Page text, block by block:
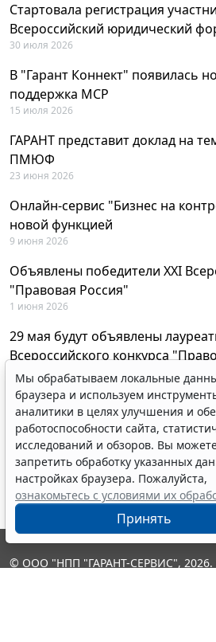
Стартовала регистрация
Всероссийский юридический
30 июля 2026
В "Гарант Коннект" появилась
поддержка MCP
15 июля 2026
ГАРАНТ представит доклад на
ПМЮФ
23 июня 2026
Онлайн-сервис "Бизнес на
новой функцией
9 июня 2026
Объявлены победители XXI
"Правовая Россия"
1 июня 2026
29 мая будут объявлены
Всероссийского конкурса
27 мая 2026
AI-ассистент Искра теперь
техническую документацию
28 апреля 2026
"ГАРАНТ Электронный
вебинар по работе с AI-
23 апреля 2026
Мы обрабатываем локальные
браузера и используем
аналитики в целях улучшения и
работоспособности сайта,
исследований и обзоров. Вы
запретить обработку указанных
настройках браузера. Пожалуйста,
ознакомьтесь с условиями их
Принять
© ООО "НПП "ГАРАНТ-СЕРВИС", 2026.